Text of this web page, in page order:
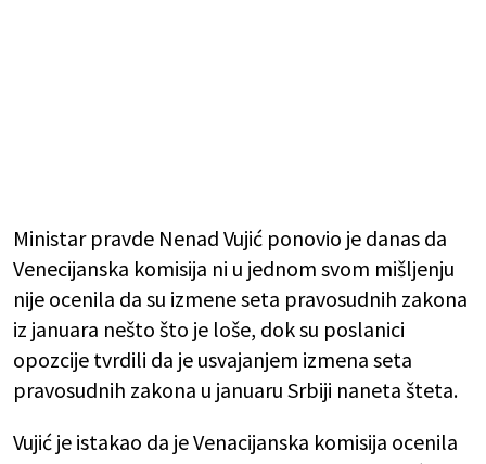
Ministar pravde Nenad Vujić ponovio je danas da
Venecijanska komisija ni u jednom svom mišljenju
nije ocenila da su izmene seta pravosudnih zakona
iz januara nešto što je loše, dok su poslanici
opozcije tvrdili da je usvajanjem izmena seta
pravosudnih zakona u januaru Srbiji naneta šteta.
Vujić je istakao da je Venacijanska komisija ocenila